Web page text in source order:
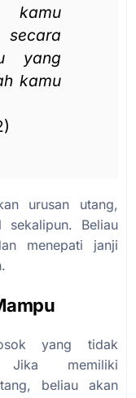
kamu
secara
yang
kamu
urusan utang,
Beliau
menepati janji
yang tidak
Jika memiliki
beliau akan